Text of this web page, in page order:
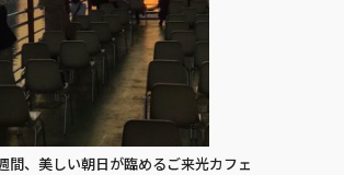
間、美しい朝日が臨めるご来光カフェ